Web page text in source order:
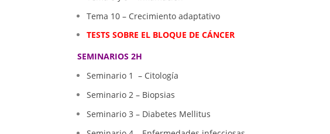
Tema 10 – Crecimiento adaptativo
TESTS SOBRE EL BLOQUE DE CÁNCER
SEMINARIOS 2H
Seminario 1 – Citología
Seminario 2 – Biopsias
Seminario 3 – Diabetes Mellitus